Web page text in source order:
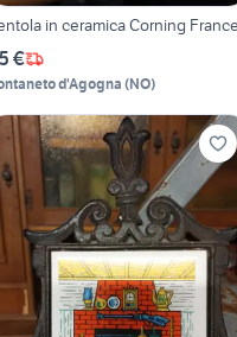
in ceramica Corning France
€
d'Agogna (NO)